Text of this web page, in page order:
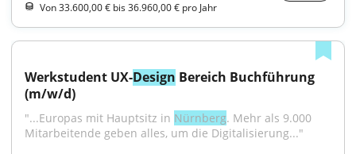
Von 33.600,00 € bis 36.960,00 € pro Jahr
Werkstudent UX-Design Bereich Buchführung
(m/w/d)
"...Europas mit Hauptsitz in Nürnberg. Mehr als 9.000
Mitarbeitende geben alles, um die Digitalisierung..."